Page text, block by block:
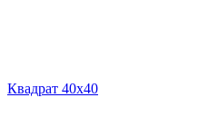
Квадрат 40х40